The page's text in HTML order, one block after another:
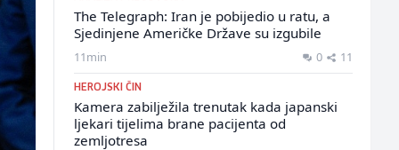
The Telegraph: Iran je pobijedio u ratu, a
Sjedinjene Američke Države su izgubile
11min 0 11
HEROJSKI ČIN
Kamera zabilježila trenutak kada japanski
ljekari tijelima brane pacijenta od
zemljotresa